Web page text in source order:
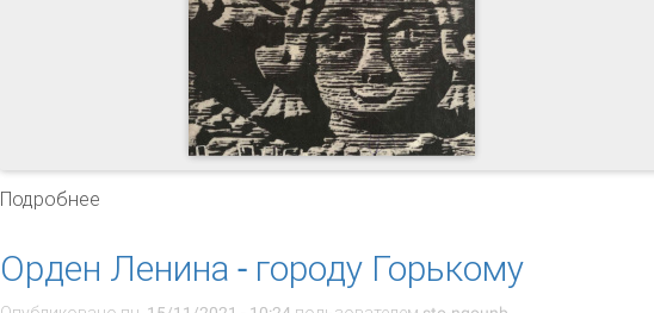
Подробнее
Орден Ленина - городу Горькому